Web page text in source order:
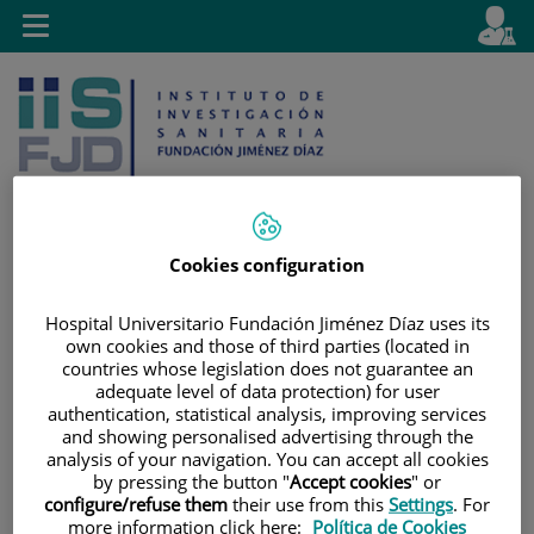
Saltar al contenido
contenido
activo
es
Toggle
navigation
Cookies configuration
Hospital Universitario Fundación Jiménez Díaz uses its
own cookies and those of third parties (located in
countries whose legislation does not guarantee an
adequate level of data protection) for user
authentication, statistical analysis, improving services
and showing personalised advertising through the
analysis of your navigation. You can accept all cookies
by pressing the button "Accept cookies" or
configure/refuse them their use from this Settings. For
more information click here: Política de Cookies